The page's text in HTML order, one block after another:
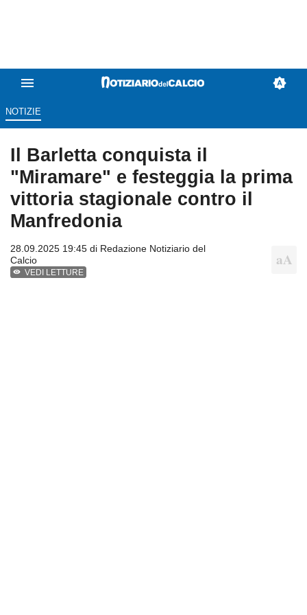
NOTIZIE
Il Barletta conquista il
"Miramare" e festeggia la prima
vittoria stagionale contro il
Manfredonia
28.09.2025 19:45 di Redazione Notiziario del
Calcio
VEDI LETTURE